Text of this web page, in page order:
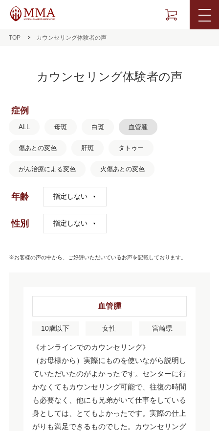
TOP カウンセリング体験者の声
カウンセリング体験者の声
症例
ALL 母斑 白斑 血管腫
傷あとの変色 肝斑 タトゥー
がん治療による変色 火傷あとの変色
年齢
性別
※お客様の声の中から、ご好評いただいているお声を記載しております。
血管腫
10歳以下 女性 宮崎県
《オンラインでのカウンセリング》
（お母様から）実際にものを使いながら説明し
ていただいたのがよかったです。センターに行
かなくてもカウンセリング可能で、往復の時間
も必要なく、他にも兄弟がいて仕事をしている
身としては、とてもよかったです。実際の仕上
がりも満足できるものでした。カウンセリング